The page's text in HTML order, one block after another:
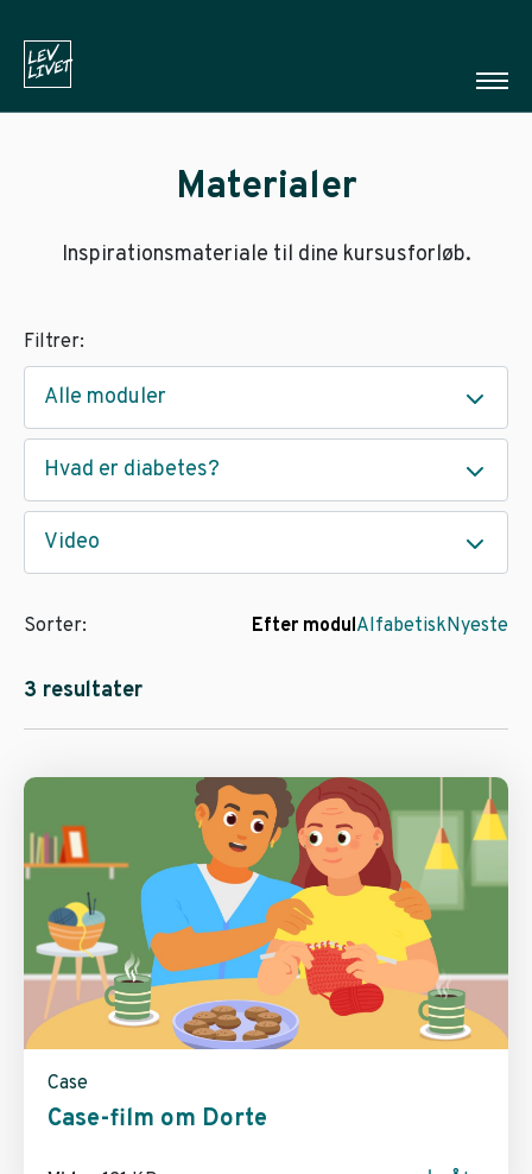
Materialer
Inspirationsmateriale til dine kursusforløb.
Filtrer:
Alle moduler
Hvad er diabetes?
Video
3 resultater
Sorter: Efter modulAlfabetiskNyeste
Case
Case-film om Dorte